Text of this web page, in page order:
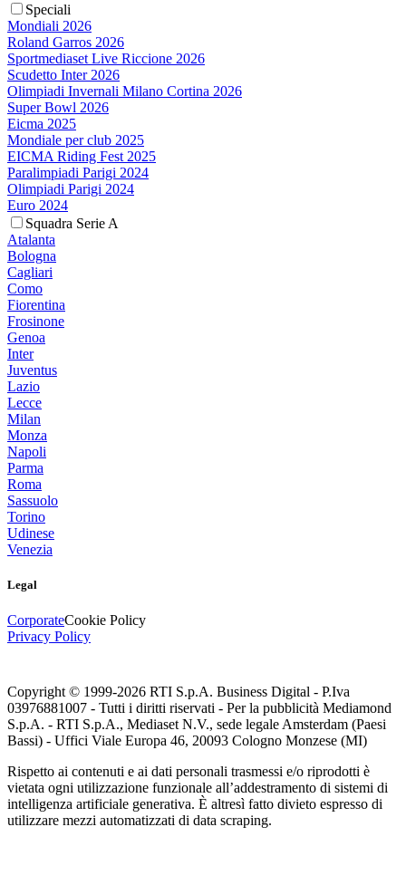
Speciali
Mondiali 2026
Roland Garros 2026
Sportmediaset Live Riccione 2026
Scudetto Inter 2026
Olimpiadi Invernali Milano Cortina 2026
Super Bowl 2026
Eicma 2025
Mondiale per club 2025
EICMA Riding Fest 2025
Paralimpiadi Parigi 2024
Olimpiadi Parigi 2024
Euro 2024
Squadra Serie A
Atalanta
Bologna
Cagliari
Como
Fiorentina
Frosinone
Genoa
Inter
Juventus
Lazio
Lecce
Milan
Monza
Napoli
Parma
Roma
Sassuolo
Torino
Udinese
Venezia
Legal
CorporateCookie Policy
Privacy Policy
Copyright © 1999-2026 RTI S.p.A. Business Digital - P.Iva
03976881007 - Tutti i diritti riservati - Per la pubblicità Mediamond
S.p.A. - RTI S.p.A., Mediaset N.V., sede legale Amsterdam (Paesi
Bassi) - Uffici Viale Europa 46, 20093 Cologno Monzese (MI)
Rispetto ai contenuti e ai dati personali trasmessi e/o riprodotti è
vietata ogni utilizzazione funzionale all’addestramento di sistemi di
intelligenza artificiale generativa. È altresì fatto divieto espresso di
utilizzare mezzi automatizzati di data scraping.